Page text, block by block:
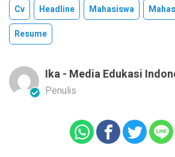
Cv Headline Mahasiswa
Resume
Ika - Media Edukasi
Penulis